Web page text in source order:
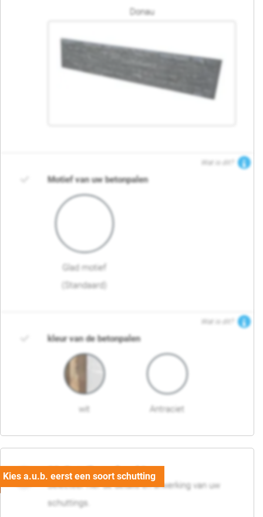
Donau
Wat is dit?
Motief van uw betonpalen
Glad motief
(Standaard)
Wat is dit?
kleur van de betonpalen
wit Antraciet
03. Detail en afwerking
Selecteer hier de details en afwerking van uw
schuttings.